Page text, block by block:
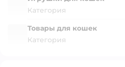
Категория
Товары для кошек
Категория